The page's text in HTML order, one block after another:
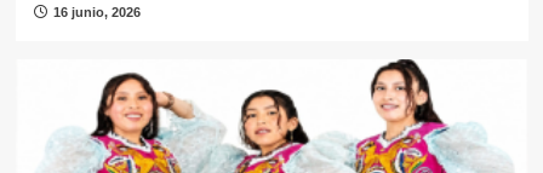
16 junio, 2026